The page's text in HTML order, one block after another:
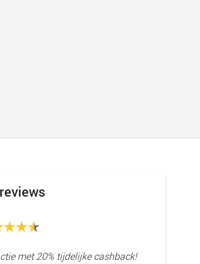
met 20% tijdelijke cashback!